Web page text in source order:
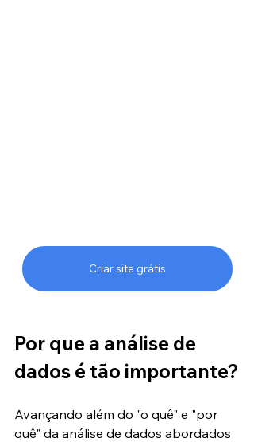
Criar site grátis
Por que a análise de
dados é tão importante?
Avançando além do "o quê" e "por
quê" da análise de dados abordados